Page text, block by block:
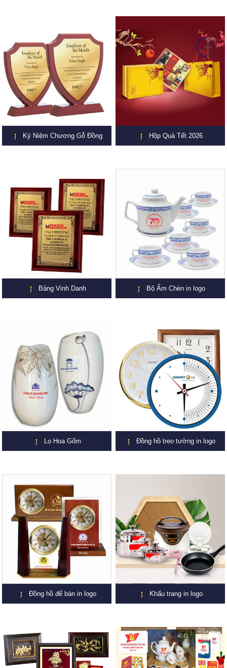
Kỷ Niệm Chương Gỗ Đồng Hộp Quà Tết 2026
Bảng Vinh Danh Bộ Ấm Chén in logo
Lọ Hoa Gốm Đồng hồ treo tường in logo
Đồng hồ để bàn in logo Khẩu trang in logo